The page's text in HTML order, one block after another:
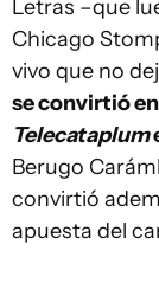
Letras –que
Chicago
vivo que no
se convirtió
Telecataplum
Berugo
convirtió
apuesta del